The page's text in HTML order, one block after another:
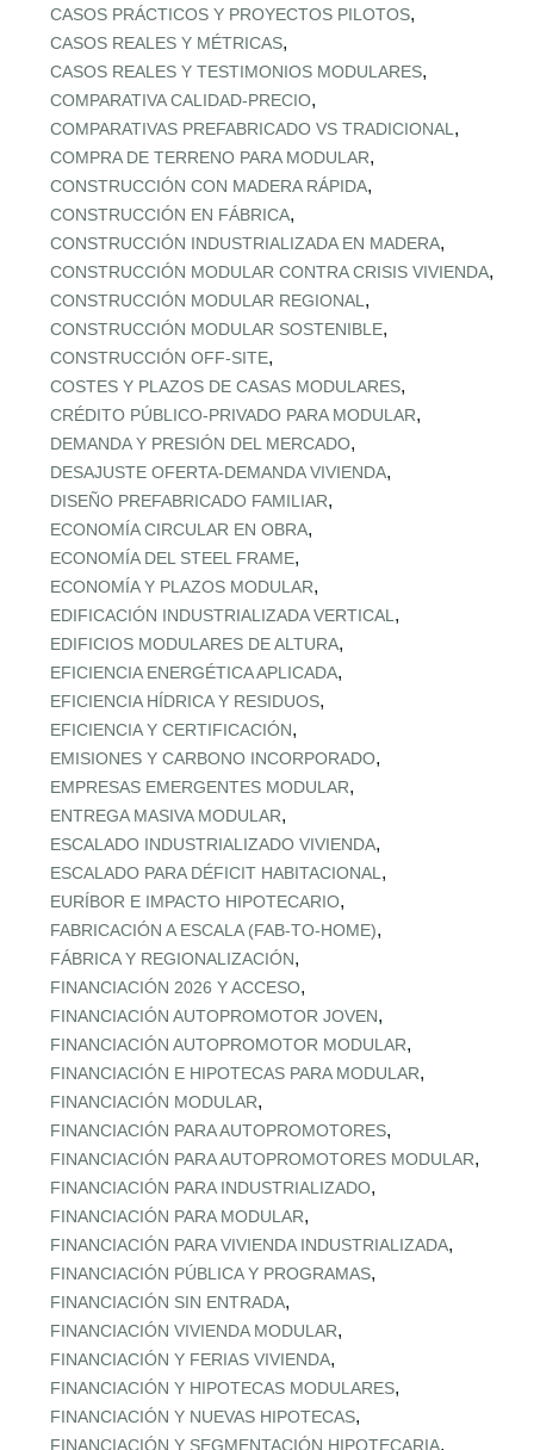
CASOS PRÁCTICOS Y PROYECTOS PILOTOS,
CASOS REALES Y MÉTRICAS,
CASOS REALES Y TESTIMONIOS MODULARES,
COMPARATIVA CALIDAD‑PRECIO,
COMPARATIVAS PREFABRICADO VS TRADICIONAL ,
COMPRA DE TERRENO PARA MODULAR,
CONSTRUCCIÓN CON MADERA RÁPIDA,
CONSTRUCCIÓN EN FÁBRICA,
CONSTRUCCIÓN INDUSTRIALIZADA EN MADERA,
CONSTRUCCIÓN MODULAR CONTRA CRISIS VIVIENDA,
CONSTRUCCIÓN MODULAR REGIONAL ,
CONSTRUCCIÓN MODULAR SOSTENIBLE,
CONSTRUCCIÓN OFF‑SITE,
COSTES Y PLAZOS DE CASAS MODULARES,
CRÉDITO PÚBLICO‑PRIVADO PARA MODULAR,
DEMANDA Y PRESIÓN DEL MERCADO,
DESAJUSTE OFERTA‑DEMANDA VIVIENDA,
DISEÑO PREFABRICADO FAMILIAR,
ECONOMÍA CIRCULAR EN OBRA,
ECONOMÍA DEL STEEL FRAME,
ECONOMÍA Y PLAZOS MODULAR,
EDIFICACIÓN INDUSTRIALIZADA VERTICAL ,
EDIFICIOS MODULARES DE ALTURA,
EFICIENCIA ENERGÉTICA APLICADA,
EFICIENCIA HÍDRICA Y RESIDUOS,
EFICIENCIA Y CERTIFICACIÓN,
EMISIONES Y CARBONO INCORPORADO,
EMPRESAS EMERGENTES MODULAR,
ENTREGA MASIVA MODULAR,
ESCALADO INDUSTRIALIZADO VIVIENDA,
ESCALADO PARA DÉFICIT HABITACIONAL ,
EURÍBOR E IMPACTO HIPOTECARIO,
FABRICACIÓN A ESCALA (FAB‑TO‑HOME),
FÁBRICA Y REGIONALIZACIÓN,
FINANCIACIÓN 2026 Y ACCESO,
FINANCIACIÓN AUTOPROMOTOR JOVEN,
FINANCIACIÓN AUTOPROMOTOR MODULAR,
FINANCIACIÓN E HIPOTECAS PARA MODULAR,
FINANCIACIÓN MODULAR,
FINANCIACIÓN PARA AUTOPROMOTORES,
FINANCIACIÓN PARA AUTOPROMOTORES MODULAR,
FINANCIACIÓN PARA INDUSTRIALIZADO,
FINANCIACIÓN PARA MODULAR,
FINANCIACIÓN PARA VIVIENDA INDUSTRIALIZADA,
FINANCIACIÓN PÚBLICA Y PROGRAMAS,
FINANCIACIÓN SIN ENTRADA,
FINANCIACIÓN VIVIENDA MODULAR,
FINANCIACIÓN Y FERIAS VIVIENDA,
FINANCIACIÓN Y HIPOTECAS MODULARES,
FINANCIACIÓN Y NUEVAS HIPOTECAS,
FINANCIACIÓN Y SEGMENTACIÓN HIPOTECARIA,